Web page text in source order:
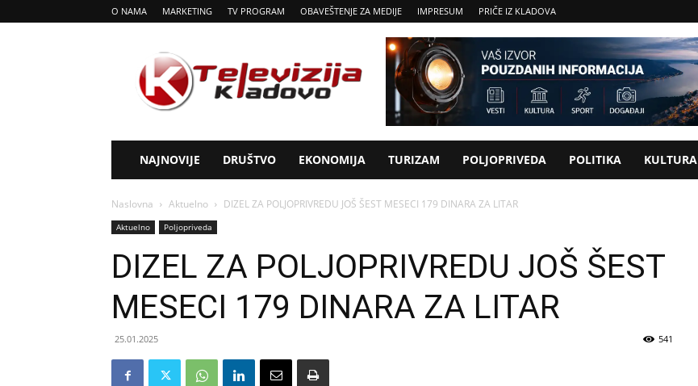
O NAMA MARKETING TV PROGRAM OBAVEŠTENJE ZA MEDIJE IMPRESUM PRIČE IZ KLADOVA
Tv
Kladovo
NAJNOVIJE DRUŠTVO EKONOMIJA TURIZAM POLJOPRIVEDA POLITIKA KULTURA
Naslovna Aktuelno DIZEL ZA POLJOPRIVREDU JOŠ ŠEST MESECI 179 DINARA ZA LITAR
Aktuelno Poljopriveda
DIZEL ZA POLJOPRIVREDU JOŠ ŠEST
MESECI 179 DINARA ZA LITAR
25.01.2025 541